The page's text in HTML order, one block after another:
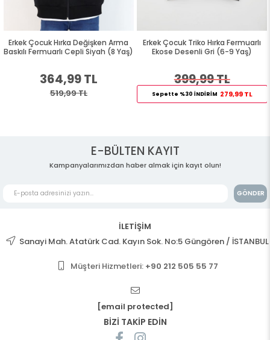
Erkek Çocuk Hırka Değişken Arma
Baskılı Fermuarlı Cepli Siyah (8 Yaş)
364,99 TL
519,99 TL
Erkek Çocuk Triko Hırka Fermuarlı
Ekose Desenli Gri (6-9 Yaş)
399,99 TL
Sepette %30 İNDİRİM 279,99 TL
E-BÜLTEN KAYIT
Kampanyalarımızdan haber almak için kayıt olun!
GÖNDER
İLETİŞİM
Sanayi Mah. Atatürk Cad. Kayın Sok. No:5 Güngören / İSTANBUL
Müşteri Hizmetleri: +90 212 505 55 77
[email protected]
BİZİ TAKİP EDİN